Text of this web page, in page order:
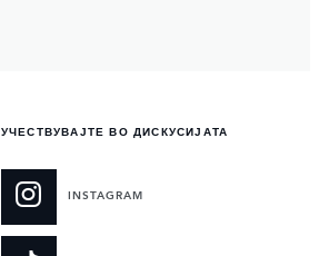
УЧЕСТВУВАЈТЕ ВО ДИСКУСИЈАТА
INSTAGRAM